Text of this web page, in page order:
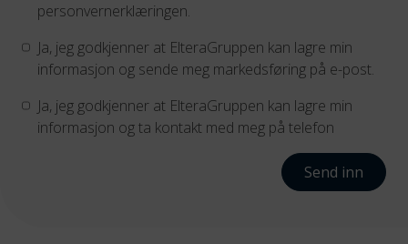
personvernerklæringen.
Ja, jeg godkjenner at ElteraGruppen kan lagre min
informasjon og sende meg markedsføring på e-post.
Ja, jeg godkjenner at ElteraGruppen kan lagre min
informasjon og ta kontakt med meg på telefon
Send inn